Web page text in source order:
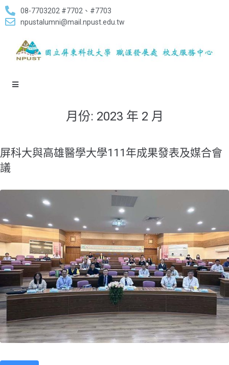
08-7703202 #7702、#7703
npustalumni@mail.npust.edu.tw
月份: 2023 年 2 月
屏科大與高雄醫學大學111年成果發表及媒合會
議